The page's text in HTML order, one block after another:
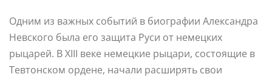
Одним из важных событий в биографии Александра
Невского была его защита Руси от немецких
рыцарей. В XIII веке немецкие рыцари, состоящие в
Тевтонском ордене, начали расширять свои